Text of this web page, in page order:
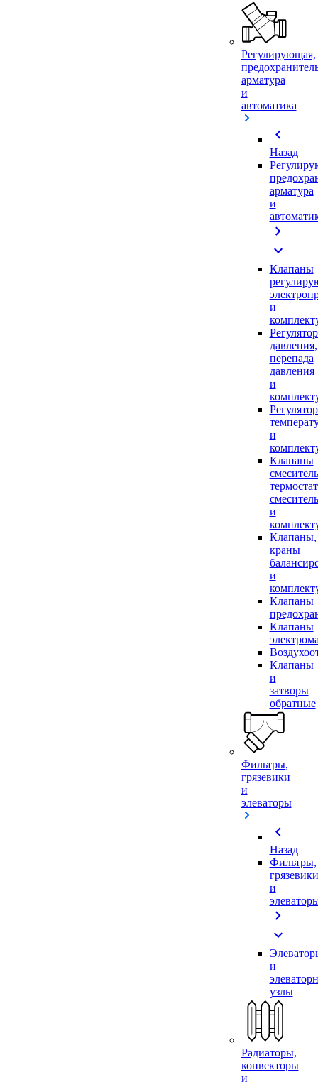
Регулирующая,
арматура
и
автоматика
chevron_left
Назад
арматура
и
chevron_right
expand_more
Клапаны
и
давления,
перепада
давления
и
и
Клапаны
и
Клапаны,
краны
и
Клапаны
Клапаны
Клапаны
и
затворы
обратные
Фильтры,
грязевики
и
элеваторы
chevron_left
Назад
Фильтры,
грязевики
и
chevron_right
expand_more
и
узлы
Радиаторы,
конвекторы
и